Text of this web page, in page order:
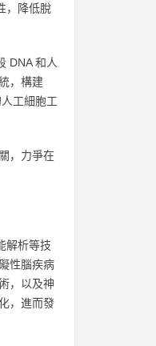
，降低脫
DNA 和人
，構建
工細胞工
，力爭在
解析等技
性腦疾病
，以及神
，進而發